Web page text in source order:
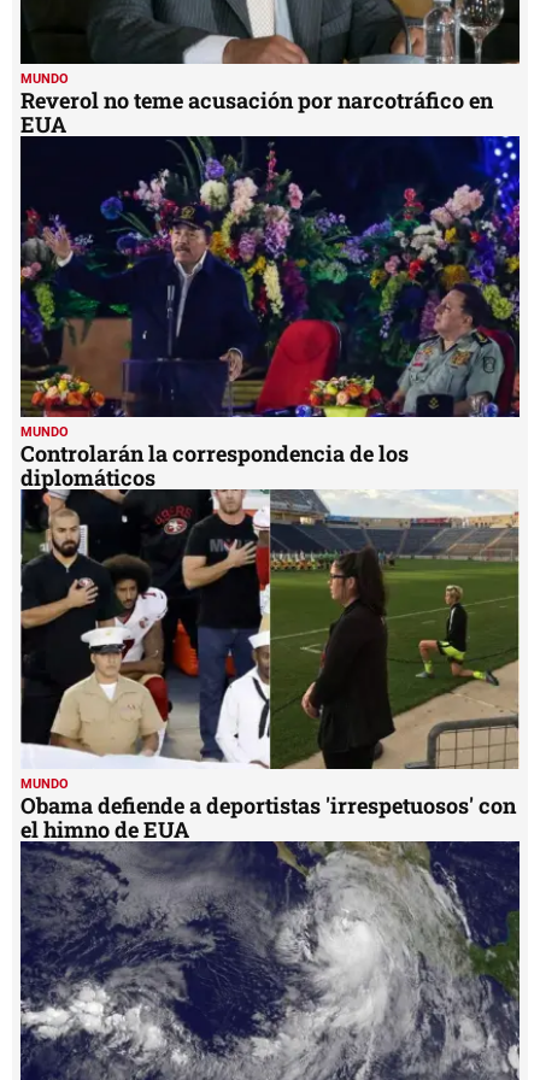
MUNDO
Reverol no teme acusación por narcotráfico en
EUA
MUNDO
Controlarán la correspondencia de los
diplomáticos
MUNDO
Obama defiende a deportistas 'irrespetuosos' con
el himno de EUA